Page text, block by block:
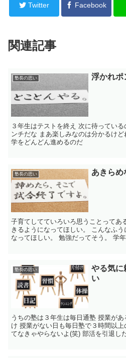
Twitter Facebook
関連記事
塾長の思い 浮かれポ
３年生はテストを終え 次に待ってい
ンチだな まあ楽しみなのは分かるけ
学をどんどん進めるのだ
塾長の思い あきらめ
子育てしてていろいろ思うことってあ
きるようになってほしい。 こんなふ
なってほしい。 勉強だってそう。 学
塾長の思い
やる気に
い
うちの塾は３年生は毎日通塾 授業が
け 授業がない日も毎日塾で３時間以
てなきゃやらないよ(笑) 部活を引退し